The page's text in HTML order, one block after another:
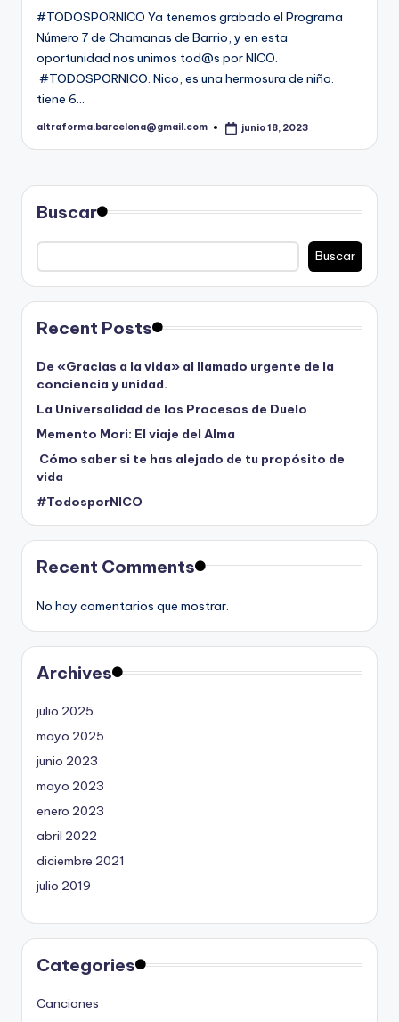
#TODOSPORNICO Ya tenemos grabado el Programa
Número 7 de Chamanas de Barrio, y en esta
oportunidad nos unimos tod@s por NICO.
#TODOSPORNICO. Nico, es una hermosura de niño.
tiene 6…
Publicado
altraforma.barcelona@gmail.com junio 18, 2023
Buscar
Buscar
Recent Posts
De «Gracias a la vida» al llamado urgente de la
conciencia y unidad.
La Universalidad de los Procesos de Duelo
Memento Mori: El viaje del Alma
Cómo saber si te has alejado de tu propósito de
vida
#TodosporNICO
Recent Comments
No hay comentarios que mostrar.
Archives
julio 2025
mayo 2025
junio 2023
mayo 2023
enero 2023
abril 2022
diciembre 2021
julio 2019
Categories
Canciones